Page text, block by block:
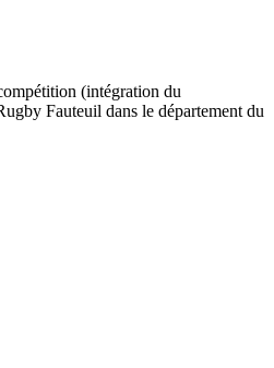
(intégration du
Fauteuil dans le département du